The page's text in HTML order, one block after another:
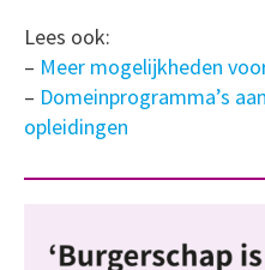
Lees ook:
– Meer mogelijkheden
– Domeinprogramma’s
opleidingen